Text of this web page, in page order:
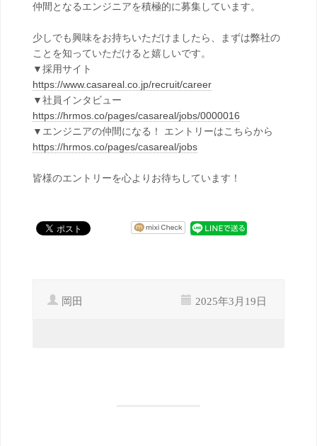
仲間となるエンジニアを積極的に募集しています。
少しでも興味をお持ちいただけましたら、まずは弊社の
ことを知っていただけると嬉しいです。
▼採用サイト
https://www.casareal.co.jp/recruit/career
▼社員インタビュー
https://hrmos.co/pages/casareal/jobs/0000016
▼エンジニアの仲間になる！ エントリーはこちらから
https://hrmos.co/pages/casareal/jobs
皆様のエントリーを心よりお待ちしています！
岡田 2025年3月19日